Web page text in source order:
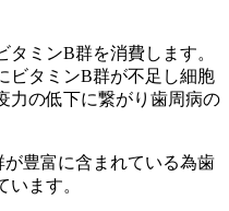
タミンB群を消費します。
ビタミンB群が不足し細胞
力の低下に繋がり歯周病の
が豊富に含まれている為歯
ます。